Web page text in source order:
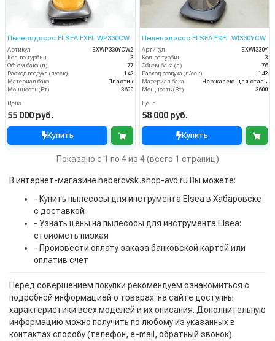
Пылеводосос ELSEA EXEL WP330CW
Артикул
EXWP330YCW2
Кол-во турбин
3
Объем бака (л)
77
Расход воздуха (л/сек)
142
Материал бака
Пластик
Мощность (Вт)
3600
Цена
55 000 руб.
Купить
Пылеводосос ELSEA EXEL WI330YCW
Артикул
EXWI330Y
Кол-во турбин
3
Объем бака (л)
76
Расход воздуха (л/сек)
142
Материал бака
Нержавеющая сталь
Мощность (Вт)
3600
Цена
58 000 руб.
Купить
Показано с 1 по 4 из 4 (всего 1 страниц)
В интернет-магазине habarovsk.shop-avd.ru Вы можете:
- Купить пылесосы для инструмента Elsea в Хабаровске
с доставкой
- Узнать цены на пылесосы для инструмента Elsea:
стоиомсть низкая
- Произвести оплату заказа банковской картой или
оплатив счёт
Перед совершением покупки рекомендуем ознакомиться с
подробной информацией о товарах: на сайте доступны
характеристики всех моделей и их описания. Дополнительную
информацию можно получить по любому из указанных в
контактах способу (телефон, e-mail, обратный звонок).